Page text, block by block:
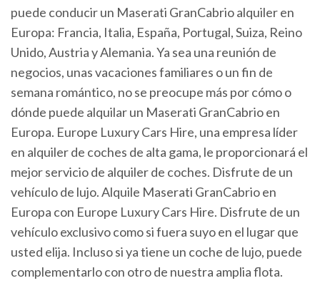
puede conducir un Maserati GranCabrio alquiler en
Europa: Francia, Italia, España, Portugal, Suiza, Reino
Unido, Austria y Alemania. Ya sea una reunión de
negocios, unas vacaciones familiares o un fin de
semana romántico, no se preocupe más por cómo o
dónde puede alquilar un Maserati GranCabrio en
Europa. Europe Luxury Cars Hire, una empresa líder
en alquiler de coches de alta gama, le proporcionará el
mejor servicio de alquiler de coches. Disfrute de un
vehículo de lujo. Alquile Maserati GranCabrio en
Europa con Europe Luxury Cars Hire. Disfrute de un
vehículo exclusivo como si fuera suyo en el lugar que
usted elija. Incluso si ya tiene un coche de lujo, puede
complementarlo con otro de nuestra amplia flota.